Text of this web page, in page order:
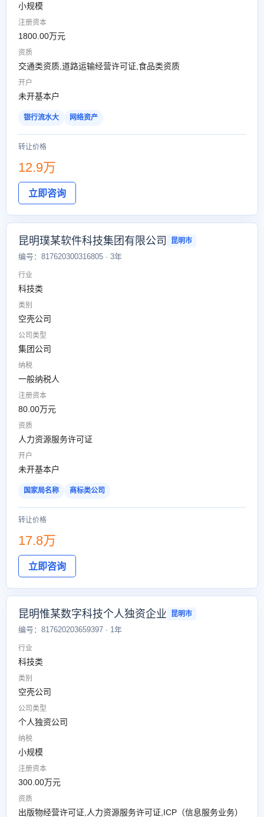
小规模
注册资本
1800.00万元
资质
交通类资质,道路运输经营许可证,食品类资质
开户
未开基本户
银行流水大 网络资产
转让价格
12.9万
立即咨询
昆明璞某软件科技集团有限公司 昆明市
编号：817620300316805 · 3年
行业
科技类
类别
空壳公司
公司类型
集团公司
纳税
一般纳税人
注册资本
80.00万元
资质
人力资源服务许可证
开户
未开基本户
国家局名称 商标类公司
转让价格
17.8万
立即咨询
昆明惟某数字科技个人独资企业 昆明市
编号：817620203659397 · 1年
行业
科技类
类别
空壳公司
公司类型
个人独资公司
纳税
小规模
注册资本
300.00万元
资质
出版物经营许可证,人力资源服务许可证,ICP（信息服务业务）